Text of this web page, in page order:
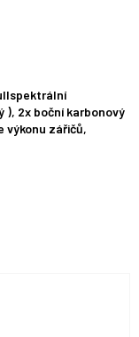
), 2x boční karbonový
výkonu zářičů,